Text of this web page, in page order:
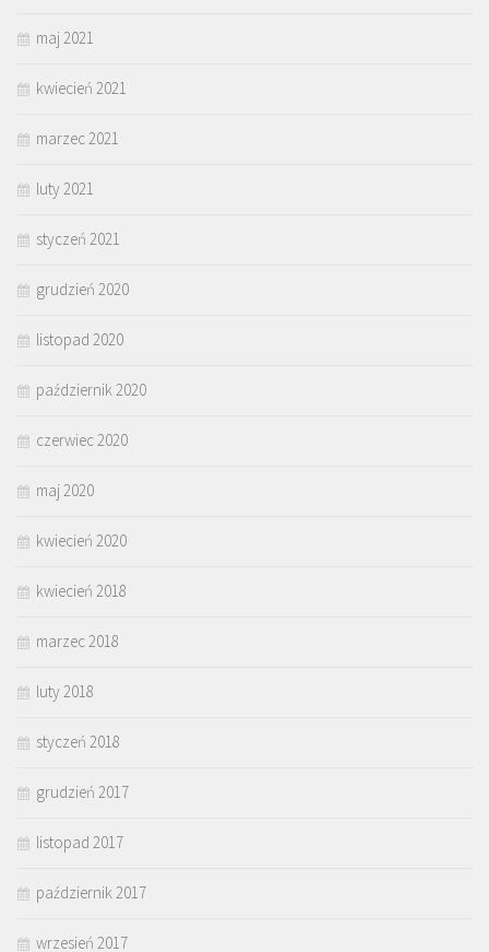
maj 2021
kwiecień 2021
marzec 2021
luty 2021
styczeń 2021
grudzień 2020
listopad 2020
październik 2020
czerwiec 2020
maj 2020
kwiecień 2020
kwiecień 2018
marzec 2018
luty 2018
styczeń 2018
grudzień 2017
listopad 2017
październik 2017
wrzesień 2017